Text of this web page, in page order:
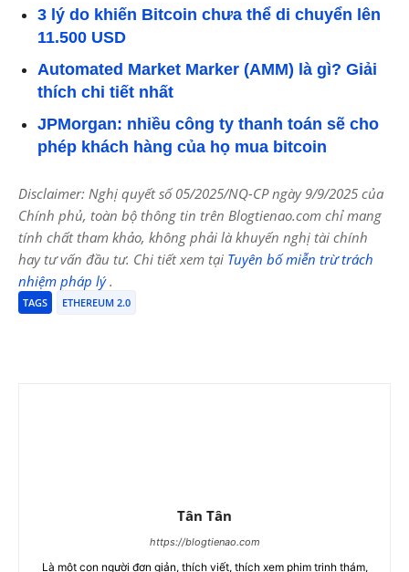
3 lý do khiến Bitcoin chưa thể di chuyển lên
11.500 USD
Automated Market Marker (AMM) là gì? Giải
thích chi tiết nhất
JPMorgan: nhiều công ty thanh toán sẽ cho
phép khách hàng của họ mua bitcoin
Disclaimer: Nghị quyết số 05/2025/NQ-CP ngày 9/9/2025 của
Chính phủ, toàn bộ thông tin trên Blogtienao.com chỉ mang
tính chất tham khảo, không phải là khuyến nghị tài chính
hay tư vấn đầu tư. Chi tiết xem tại Tuyên bố miễn trừ trách
nhiệm pháp lý.
TAGS ETHEREUM 2.0
Tân Tân
https://blogtienao.com
Là một con người đơn giản, thích viết, thích xem phim trinh thám,